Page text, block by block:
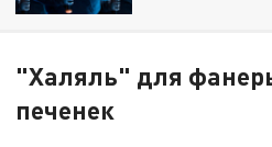
"Халяль" для
печенек